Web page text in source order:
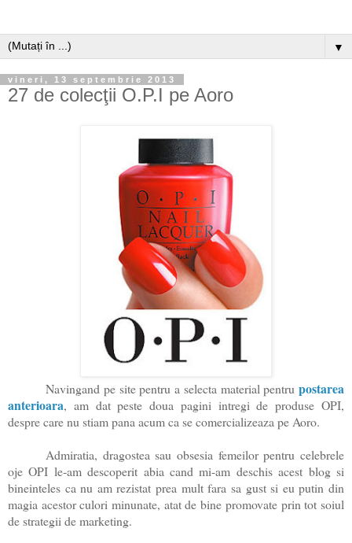
▼
vineri, 13 septembrie 2013
27 de colecţii O.P.I pe Aoro
Navingand pe site pentru a selecta material pentru postarea
anterioara, am dat peste doua pagini intregi de produse OPI,
despre care nu stiam pana acum ca se comercializeaza pe Aoro.
Admiratia, dragostea sau obsesia femeilor pentru celebrele
oje OPI le-am descoperit abia cand mi-am deschis acest blog si
bineinteles ca nu am rezistat prea mult fara sa gust si eu putin din
magia acestor culori minunate, atat de bine promovate prin tot soiul
de strategii de marketing.